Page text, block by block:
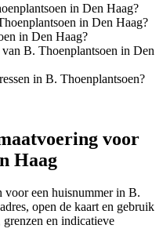
in Den Haag?
in Den Haag?
in Den Haag?
B. Thoenplantsoen in Den
in B. Thoenplantsoen?
voor
Haag
voor een huisnummer in B.
open de kaart en gebruik
en indicatieve